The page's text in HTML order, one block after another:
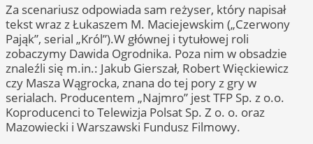
Za scenariusz odpowiada sam reżyser, który napisał
tekst wraz z Łukaszem M. Maciejewskim („Czerwony
Pająk”, serial „Król”).W głównej i tytułowej roli
zobaczymy Dawida Ogrodnika. Poza nim w obsadzie
znaleźli się m.in.: Jakub Gierszał, Robert Więckiewicz
czy Masza Wągrocka, znana do tej pory z gry w
serialach. Producentem „Najmro” jest TFP Sp. z o.o.
Koproducenci to Telewizja Polsat Sp. Z o. o. oraz
Mazowiecki i Warszawski Fundusz Filmowy.